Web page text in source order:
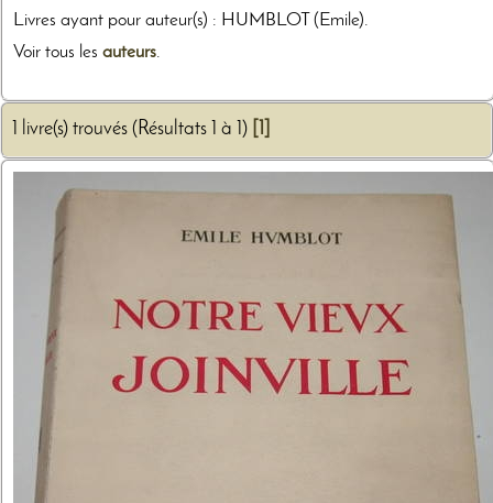
Livres ayant pour auteur(s) : HUMBLOT (Emile).
Voir tous les auteurs.
1 livre(s) trouvés (Résultats 1 à 1)